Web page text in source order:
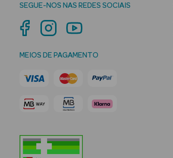
SEGUE-NOS NAS REDES SOCIAIS
MEIOS DE PAGAMENTO